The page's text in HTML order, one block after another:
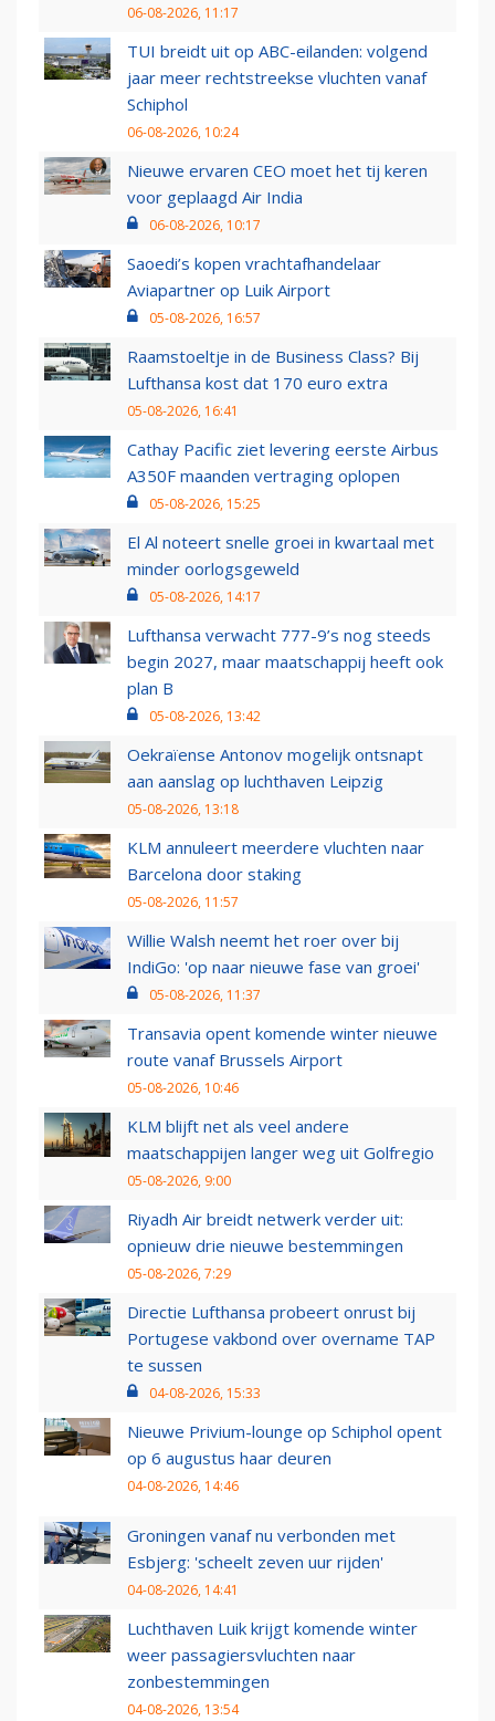
06-08-2026, 11:17
TUI breidt uit op ABC-eilanden: volgend
jaar meer rechtstreekse vluchten vanaf
Schiphol
06-08-2026, 10:24
Nieuwe ervaren CEO moet het tij keren
voor geplaagd Air India
06-08-2026, 10:17
Saoedi’s kopen vrachtafhandelaar
Aviapartner op Luik Airport
05-08-2026, 16:57
Raamstoeltje in de Business Class? Bij
Lufthansa kost dat 170 euro extra
05-08-2026, 16:41
Cathay Pacific ziet levering eerste Airbus
A350F maanden vertraging oplopen
05-08-2026, 15:25
El Al noteert snelle groei in kwartaal met
minder oorlogsgeweld
05-08-2026, 14:17
Lufthansa verwacht 777-9’s nog steeds
begin 2027, maar maatschappij heeft ook
plan B
05-08-2026, 13:42
Oekraïense Antonov mogelijk ontsnapt
aan aanslag op luchthaven Leipzig
05-08-2026, 13:18
KLM annuleert meerdere vluchten naar
Barcelona door staking
05-08-2026, 11:57
Willie Walsh neemt het roer over bij
IndiGo: 'op naar nieuwe fase van groei'
05-08-2026, 11:37
Transavia opent komende winter nieuwe
route vanaf Brussels Airport
05-08-2026, 10:46
KLM blijft net als veel andere
maatschappijen langer weg uit Golfregio
05-08-2026, 9:00
Riyadh Air breidt netwerk verder uit:
opnieuw drie nieuwe bestemmingen
05-08-2026, 7:29
Directie Lufthansa probeert onrust bij
Portugese vakbond over overname TAP
te sussen
04-08-2026, 15:33
Nieuwe Privium-lounge op Schiphol opent
op 6 augustus haar deuren
04-08-2026, 14:46
Groningen vanaf nu verbonden met
Esbjerg: 'scheelt zeven uur rijden'
04-08-2026, 14:41
Luchthaven Luik krijgt komende winter
weer passagiersvluchten naar
zonbestemmingen
04-08-2026, 13:54